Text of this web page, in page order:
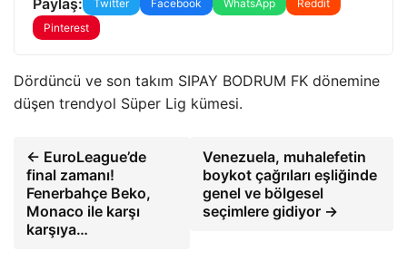
Twitter Facebook WhatsApp
Reddit
Pinterest
Dördüncü ve son takım SIPAY BODRUM FK dönemine
düşen trendyol Süper Lig kümesi.
← EuroLeague’de
final zamanı!
Fenerbahçe Beko,
Monaco ile karşı
karşıya…
Venezuela, muhalefetin
boykot çağrıları eşliğinde
genel ve bölgesel
seçimlere gidiyor →